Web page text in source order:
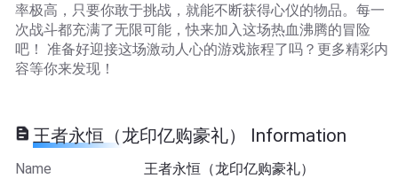
率极高，只要你敢于挑战，就能不断获得心仪的物品。每一
次战斗都充满了无限可能，快来加入这场热血沸腾的冒险
吧！ 准备好迎接这场激动人心的游戏旅程了吗？更多精彩内
容等你来发现！
王者永恒（龙印亿购豪礼） Information
Name
王者永恒（龙印亿购豪礼）